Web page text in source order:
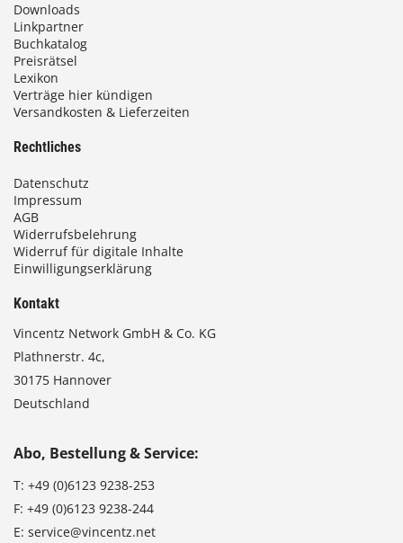
Downloads
Linkpartner
Buchkatalog
Preisrätsel
Lexikon
Verträge hier kündigen
Versandkosten & Lieferzeiten
Rechtliches
Datenschutz
Impressum
AGB
Widerrufsbelehrung
Widerruf für digitale Inhalte
Einwilligungserklärung
Kontakt
Vincentz Network GmbH & Co. KG
Plathnerstr. 4c,
30175 Hannover
Deutschland
Abo, Bestellung & Service:
T: +49 (0)6123 9238-253
F: +49 (0)6123 9238-244
E: service@vincentz.net